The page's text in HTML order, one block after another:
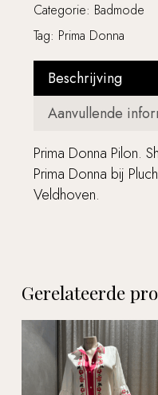
Geen
Categorie: Badmode
Tag: Prima Donna
Beschrijving
Aanvullende
Prima Donna Pilon.
Prima Donna bij
Veldhoven.
Gerelateerde